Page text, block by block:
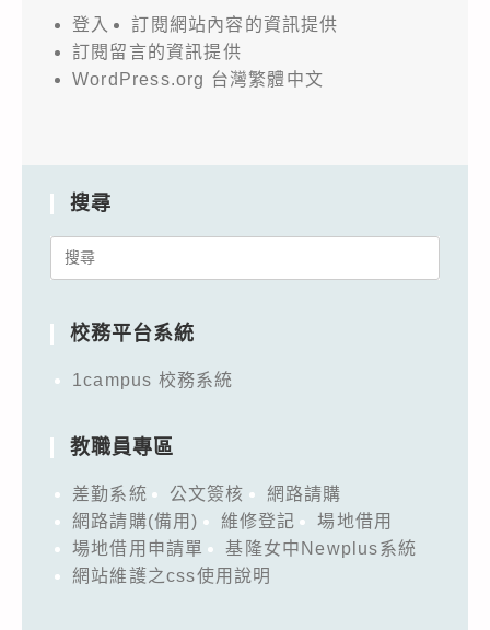
登入
訂閱網站內容的資訊提供
訂閱留言的資訊提供
WordPress.org 台灣繁體中文
搜尋
Search
校務平台系統
1campus 校務系統
教職員專區
差勤系統 公文簽核
網路請購
網路請購(備用)
維修登記
場地借用
場地借用申請單
基隆女中Newplus系統
網站維護之css使用說明